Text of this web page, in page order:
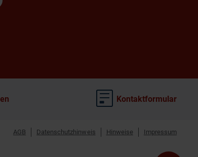
Kontaktformular
AGB Datenschutzhinweis Hinweise Impressum